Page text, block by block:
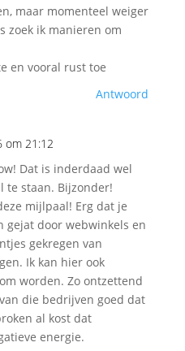
maar momenteel weiger
zoek ik manieren om
en vooral rust toe
Antwoord
om 21:12
Dat is inderdaad wel
te staan. Bijzonder!
mijlpaal! Erg dat je
gejat door webwinkels en
gekregen van
Ik kan hier ook
worden. Zo ontzettend
die bedrijven goed dat
al kost dat
energie.